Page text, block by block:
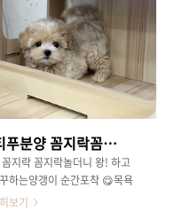
랑스럽죠 ㅎㅎ 컸을때도 예쁨
지할 오케이독의 소형견 친구들
기다린 만큼 제 눈에도 쏙 들어
이들로 보여드릴 예정이에요
랙&화이트 와는매력이 또 다
파티 라기 보다는 트라이에 속
색이지만ㅎㅎ눈썹이 포인트
모색과 예쁨을 자랑했던 아가
강함 예쁨 바름오케이독에서
친구들에 대해서자세히 알아
☺
말티푸분양 꼼지락꼼지락 양갱이
꼼지락 꼼지락놀더니 왕! 하고
하는양갱이 순간포착 😋목욕
털이 그새 쪄서더 귀여워진
보기